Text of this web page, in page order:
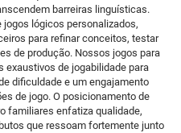
barreiras linguísticas.
lógicos personalizados,
para refinar conceitos, testar
de produção. Nossos jogos para
de jogabilidade para
dificuldade e um engajamento
de jogo. O posicionamento de
familiares enfatiza qualidade,
que ressoam fortemente junto